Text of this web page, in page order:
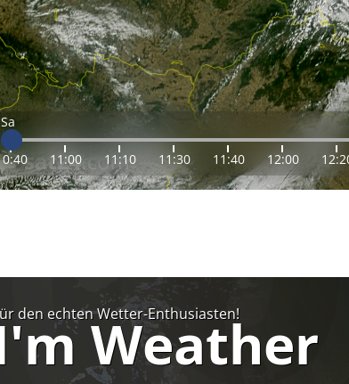
Sa
11:00 11:10 11:30 11:40 12:00
den echten Wetter-Enthusiasten!
Weather